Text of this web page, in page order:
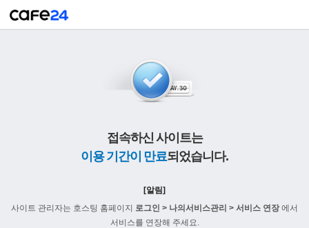
접속하신 사이트는
이용 기간이 만료되었습니다.
[알림]
사이트 관리자는 호스팅 홈페이지 로그인 > 나의서비스관리 > 서비스 연장에서
서비스를 연장해 주세요.